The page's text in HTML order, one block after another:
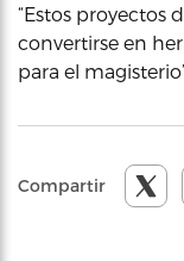
“Estos proyectos
convertirse en
para el
Compartir